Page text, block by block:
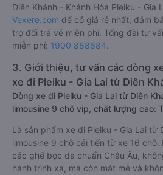
Diên Khánh - Khánh Hòa Pleiku - Gia
Vexere.com để có giá rẻ nhất, đảm
trợ đổi trả vé miễn phí. Tổng đài tư
miễn phí: 1900 888684.
3. Giới thiệu, tư vấn các dòng
xe đi Pleiku - Gia Lai từ Diên
Dòng xe đi Pleiku - Gia Lai từ Diên
limousine 9 chỗ vip, chất lượng cao:
Là sản phẩm xe đi Pleiku - Gia Lai từ
limousine 9 chỗ cải tiến từ xe 16
các ghế bọc da chuẩn Châu Âu,
hành trình xa, mà còn mát mẻ và